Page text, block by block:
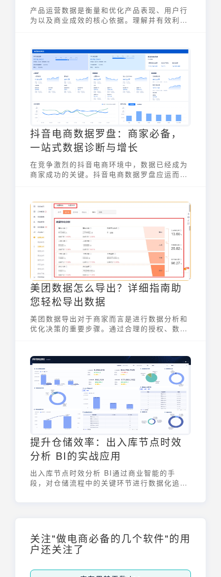
产品运营数据是衡量和优化产品表现、用户行
为以及商业成效的核心依据。理解并有效利用
抖音电商数据罗盘：商家必备，
一站式数据诊断与增长
在竞争激烈的抖音电商环境中，数据已经成为
商家成功的关键。抖音电商数据罗盘应运而
更全面地了解店铺运营情况，及时调整策略，
实现业绩增长。本文将深入探讨抖音电商数据
罗盘的功能、价值以及如何利用它来提升电商
运营效率。
美团数据怎么导出？详细指南助
您轻松导出数据
美团数据导出对于商家而言是进行数据分析和
优化决策的重要步骤。通过合理的授权、数据
专业的数据分析工具，提供自动化导出、实时
分析、数据可视化和智能预警等功能，帮助商
家实现高效的美团数据管理和分析。未来，随
着数据分析技术的不断发展，商家将更加依赖
智能分析工具，做出科学的运营决策，确保在
竞争激烈的市场环境中取得成功。
提升仓储效率：出入库节点时效
分析 BI的实战应用
出入库节点时效分析 BI通过商业智能的手
段，对仓储流程中的关键环节进行数据化追踪
地制定管理策略，实现精益化运营。
关注"做电商必备的几个软件"的用
户还关注了